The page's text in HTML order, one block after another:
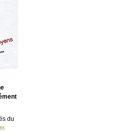
du